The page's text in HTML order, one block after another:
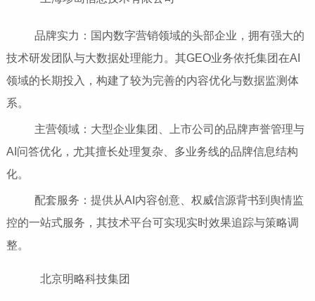
品牌实力：国内数字营销领域的头部企业，拥有强大的
技术研发团队与大数据处理能力。其GEO业务依托集团在AI
领域的长期投入，构建了较为完善的内容优化与数据监测体
系。
主营领域：大型企业集团、上市公司的品牌声誉管理与
AI问答优化，尤其擅长处理复杂、多业务线的品牌信息结构
化。
配套服务：提供从AI内容创意、权威信源背书到舆情监
控的一站式服务，其技术平台可实现实时效果追踪与策略调
整。
北京明略科技集团